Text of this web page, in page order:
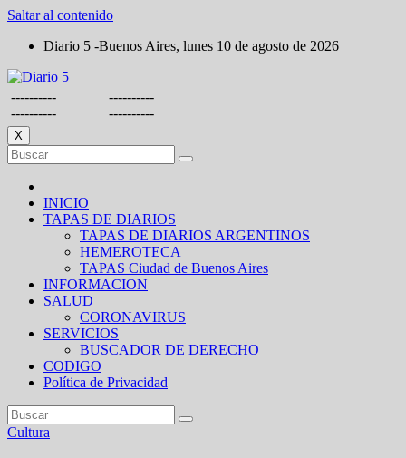
Saltar al contenido
Diario 5 -Buenos Aires, lunes 10 de agosto de 2026
----------
----------
----------
----------
X
INICIO
TAPAS DE DIARIOS
TAPAS DE DIARIOS ARGENTINOS
HEMEROTECA
TAPAS Ciudad de Buenos Aires
INFORMACION
SALUD
CORONAVIRUS
SERVICIOS
BUSCADOR DE DERECHO
CODIGO
Política de Privacidad
Cultura